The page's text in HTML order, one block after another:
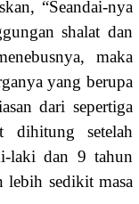
“Seandai-nya
shalat dan
maka
yang berupa
dari sepertiga
dihitung setelah
laki dan 9 tahun
lebih sedikit masa